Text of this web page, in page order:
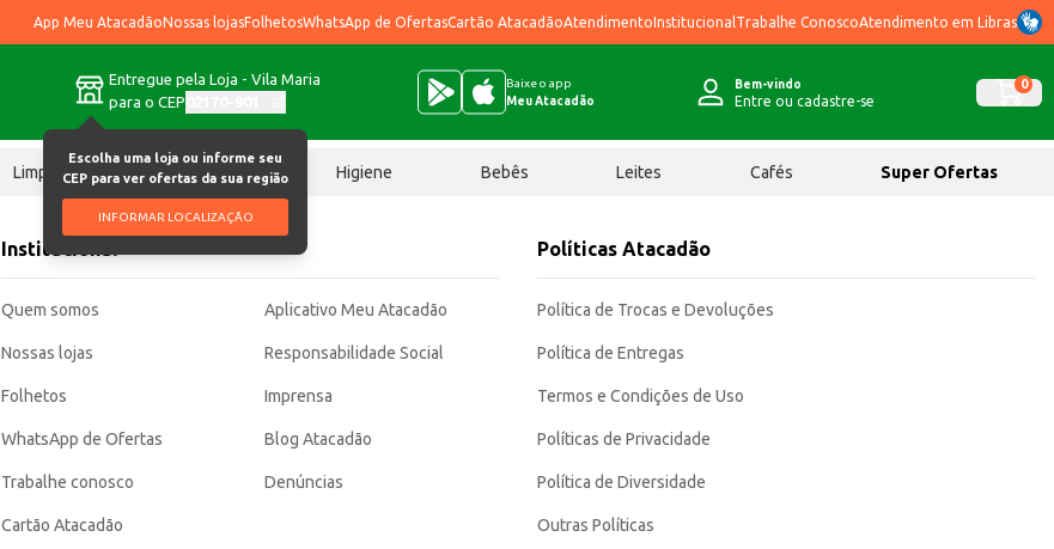
App Meu AtacadãoNossas lojasFolhetosWhatsApp de OfertasCartão AtacadãoAtendimentoInstitucional Trabalhe ConoscoAtendimento em Libras
Entregue pela Loja - Vila Maria
para o CEP
Escolha uma loja ou informe seu
CEP para ver ofertas da sua região
INFORMAR LOCALIZAÇÃO
Baixe o app
Meu Atacadão
Bem-vindo
Entre ou cadastre-se
0
Limpeza Chocolates Higiene Bebês Leites Cafés Super Ofertas
Institucional
Quem somos
Nossas lojas
Folhetos
WhatsApp de Ofertas
Trabalhe conosco
Cartão Atacadão
Aplicativo Meu Atacadão
Responsabilidade Social
Imprensa
Blog Atacadão
Denúncias
Políticas Atacadão
Política de Trocas e Devoluções
Política de Entregas
Termos e Condições de Uso
Políticas de Privacidade
Política de Diversidade
Outras Políticas